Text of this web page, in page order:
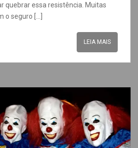
quebrar essa resistência. Muitas
o seguro […]
LEIA MAIS